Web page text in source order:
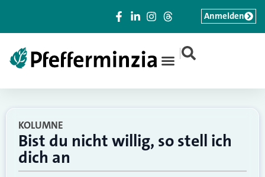
|
Anmelden
KOLUMNE
Bist du nicht willig, so stell ich
dich an